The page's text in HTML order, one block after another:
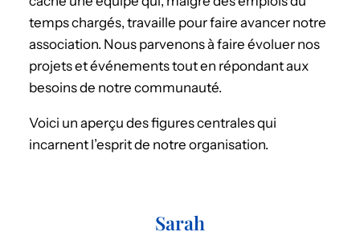
temps chargés, travaille pour faire avancer notre
association. Nous parvenons à faire évoluer nos
projets et événements tout en répondant aux
besoins de notre communauté.
Voici un aperçu des figures centrales qui
incarnent l’esprit de notre organisation.
Sarah